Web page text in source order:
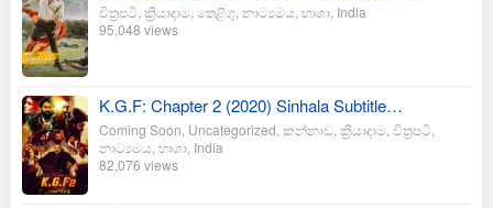
චිත්‍රපටි ක්‍රියාදාම තෙළිගු නාට්‍යමය භාශා India
95,048 views
K.G.F: Chapter 2 (2020) Sinhala Subtitle…
Coming Soon Uncategorized කන්නාඩ ක්‍රියාදාම චිත්‍රපටි
නාට්‍යමය භාශා India
82,076 views